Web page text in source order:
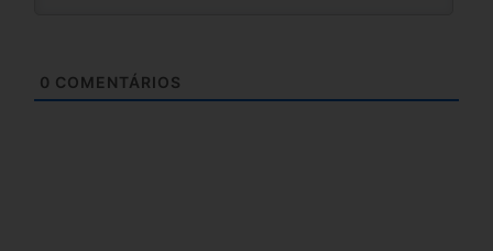
0 COMENTÁRIOS